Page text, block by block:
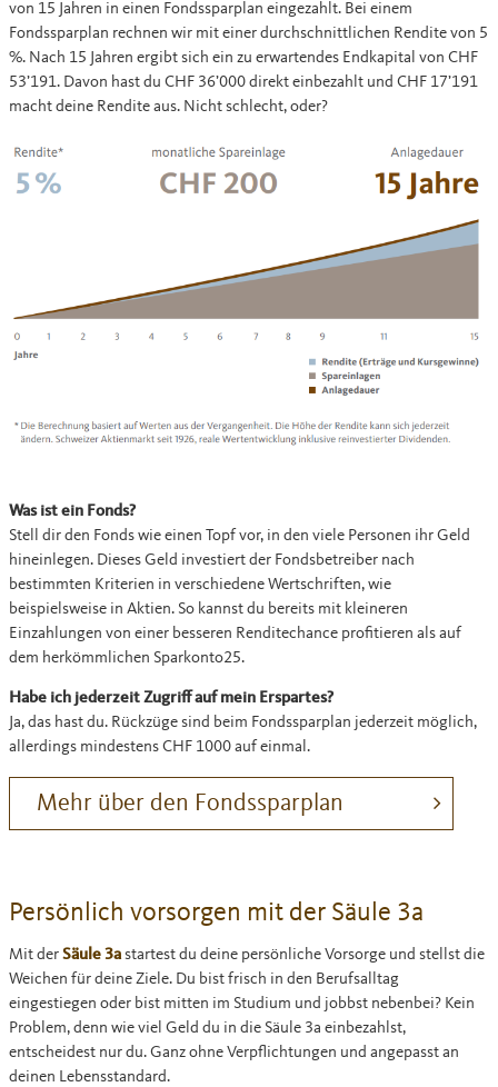
von 15 Jahren in einen Fondssparplan eingezahlt. Bei einem
Fondssparplan rechnen wir mit einer durchschnittlichen Rendite von 5
%. Nach 15 Jahren ergibt sich ein zu erwartendes Endkapital von CHF
53ʼ191. Davon hast du CHF 36ʼ000 direkt einbezahlt und CHF 17ʼ191
macht deine Rendite aus. Nicht schlecht, oder?
Was ist ein Fonds?
Stell dir den Fonds wie einen Topf vor, in den viele Personen ihr Geld
hineinlegen. Dieses Geld investiert der Fondsbetreiber nach
bestimmten Kriterien in verschiedene Wertschriften, wie
beispielsweise in Aktien. So kannst du bereits mit kleineren
Einzahlungen von einer besseren Renditechance profitieren als auf
dem herkömmlichen Sparkonto25.
Habe ich jederzeit Zugriff auf mein Erspartes?
Ja, das hast du. Rückzüge sind beim Fondssparplan jederzeit möglich,
allerdings mindestens CHF 1000 auf einmal.
Mehr über den Fondssparplan
Persönlich vorsorgen mit der Säule 3a
Mit der Säule 3astartest du deine persönliche Vorsorge und stellst die
Weichen für deine Ziele. Du bist frisch in den Berufsalltag
eingestiegen oder bist mitten im Studium und jobbst nebenbei? Kein
Problem, denn wie viel Geld du in die Säule 3a einbezahlst,
entscheidest nur du. Ganz ohne Verpflichtungen und angepasst an
deinen Lebensstandard.